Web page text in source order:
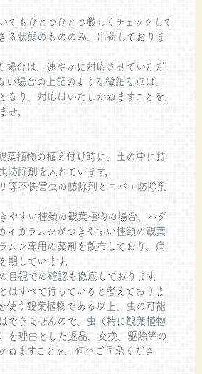
てもひとつひとつ厳しくチェックして
る状態のもののみ、出荷しておりま
場合は、速やかに対応させていただ
い場合の上記のような微細な点は、
り、対応はいたしかねますことを、
。
葉植物の植え付け時に、土の中に持
除剤を入れています。
等不快害虫の防除剤とコバエ防除剤
やすい種類の観葉植物の場合、ハダ
イガラムシがつきやすい種類の観葉
ムシ専用の薬剤を散布しており、病
しています。
目視での確認も徹底しております。
はすべて行っていると考えておりま
使う観葉植物である以上、虫の可能
できませんので、虫（特に観葉植物
を理由とした返品、交換、駆除等の
ねますことを、何卒ご了承くださ